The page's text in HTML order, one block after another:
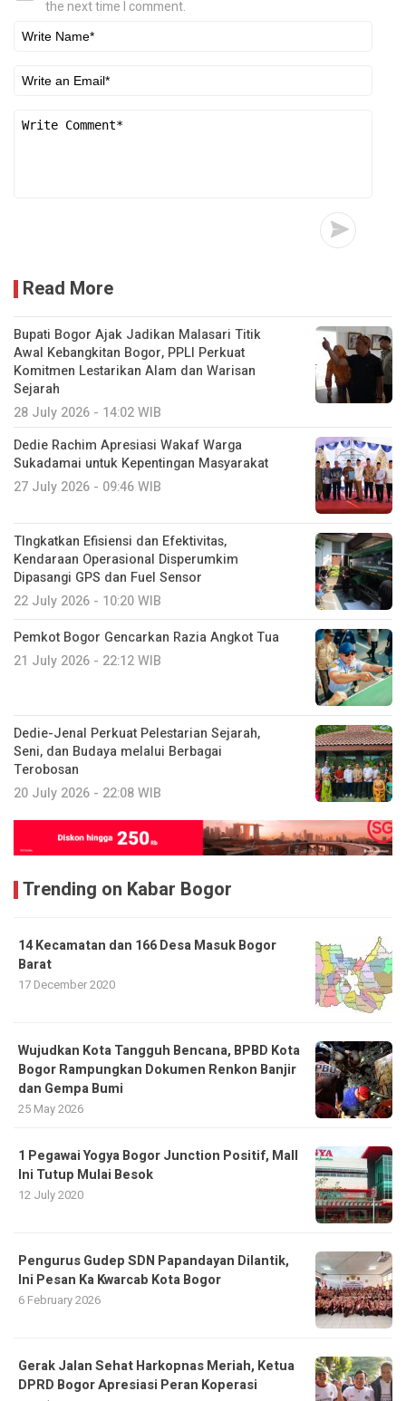
the next time I comment.
Read More
Bupati Bogor Ajak Jadikan Malasari Titik
Awal Kebangkitan Bogor, PPLI Perkuat
Komitmen Lestarikan Alam dan Warisan
Sejarah
28 July 2026 - 14:02 WIB
Dedie Rachim Apresiasi Wakaf Warga
Sukadamai untuk Kepentingan Masyarakat
27 July 2026 - 09:46 WIB
TIngkatkan Efisiensi dan Efektivitas,
Kendaraan Operasional Disperumkim
Dipasangi GPS dan Fuel Sensor
22 July 2026 - 10:20 WIB
Pemkot Bogor Gencarkan Razia Angkot Tua
21 July 2026 - 22:12 WIB
Dedie-Jenal Perkuat Pelestarian Sejarah,
Seni, dan Budaya melalui Berbagai
Terobosan
20 July 2026 - 22:08 WIB
Trending on Kabar Bogor
14 Kecamatan dan 166 Desa Masuk Bogor
Barat
17 December 2020
​Wujudkan Kota Tangguh Bencana, BPBD Kota
Bogor Rampungkan Dokumen Renkon Banjir
dan Gempa Bumi
25 May 2026
1 Pegawai Yogya Bogor Junction Positif, Mall
Ini Tutup Mulai Besok
12 July 2020
Pengurus Gudep SDN Papandayan Dilantik,
Ini Pesan Ka Kwarcab Kota Bogor
6 February 2026
Gerak Jalan Sehat Harkopnas Meriah, Ketua
DPRD Bogor Apresiasi Peran Koperasi